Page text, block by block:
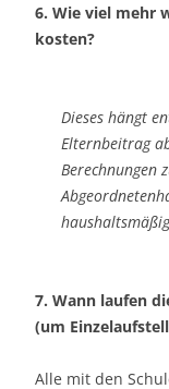
6. Wie viel mehr
kosten?
Dieses hängt
Elternbeitrag
Berechnungen
7. Wann laufen
(um
Alle mit den